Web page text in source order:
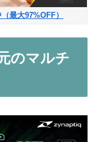
最大97%OFF）
のマルチ